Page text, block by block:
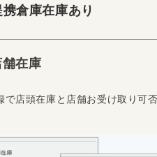
倉庫在庫あり
在庫
で店頭在庫と店舗お受け取り可